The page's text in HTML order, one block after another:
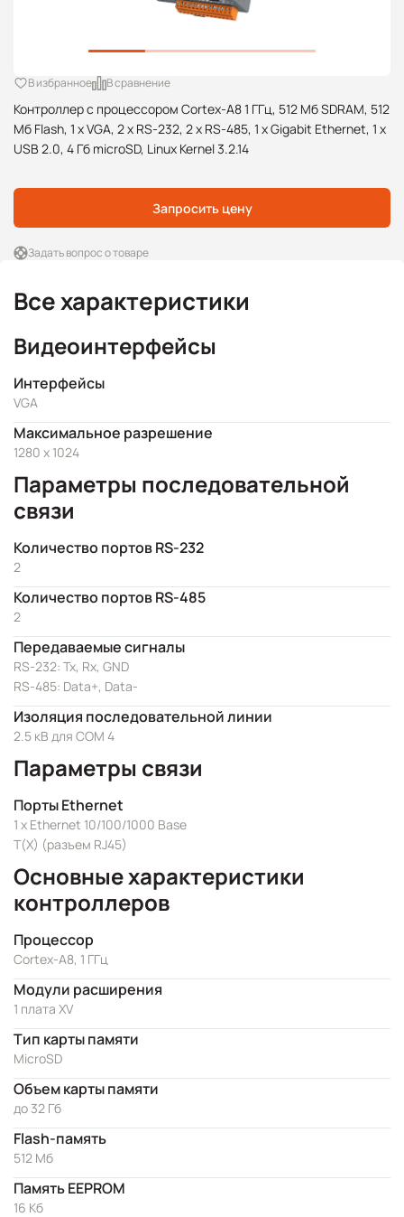
Контроллер с процессором Cortex-A8 1 ГГц, 512 Mб SDRAM, 512
Mб Flash, 1 x VGA, 2 x RS-232, 2 x RS-485, 1 x Gigabit Ethernet, 1 x
USB 2.0, 4 Гб microSD, Linux Kernel 3.2.14
В избранное В сравнение
Запросить цену
Задать вопрос о товаре
Все характеристики
Видеоинтерфейсы
Интерфейсы
VGA
Максимальное разрешение
1280 x 1024
Параметры последовательной
связи
Количество портов RS-232
2
Количество портов RS-485
2
Передаваемые сигналы
RS-232: Tx, Rx, GND
RS-485: Data+, Data-
Изоляция последовательной линии
2.5 кВ для COM 4
Параметры связи
Порты Ethernet
1 x Ethernet 10/100/1000 Base
T(X) (разъем RJ45)
Основные характеристики
контроллеров
Процессор
Cortex-A8, 1 ГГц
Модули расширения
1 плата XV
Тип карты памяти
MicroSD
Объем карты памяти
до 32 Гб
Flash-память
512 Мб
Память EEPROM
16 Кб